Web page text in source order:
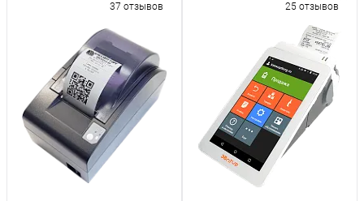
37 отзывов 25 отзывов